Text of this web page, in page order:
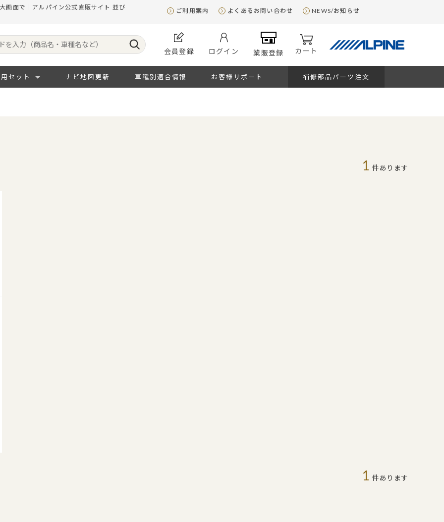
画面で｜アルパイン公式直販サイト 並び ご利用案内 よくあるお問い合わせ NEWS/お知らせ
会員登録 ログイン 業販登録 カート
セット ナビ地図更新 車種別適合情報 お客様サポート 補修部品パーツ注文
1 件あります
1 件あります